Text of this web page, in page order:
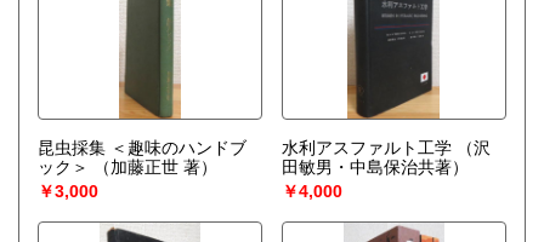
昆虫採集 ＜趣味のハンドブ
ック＞
（加藤正世 著）
￥3,000
水利アスファルト工学
（沢
田敏男・中島保治共著）
￥4,000